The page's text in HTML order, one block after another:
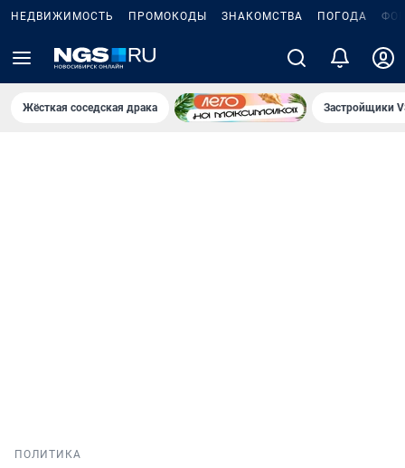
НЕДВИЖИМОСТЬ ПРОМОКОДЫ ЗНАКОМСТВА ПОГОДА
Жёсткая соседская драка Застройщики
ПОЛИТИКА